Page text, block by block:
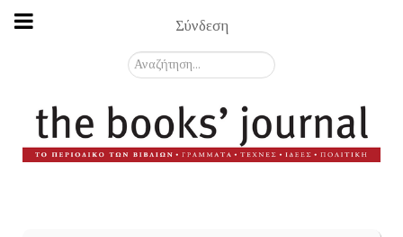
Σύνδεση
Αναζήτηση...